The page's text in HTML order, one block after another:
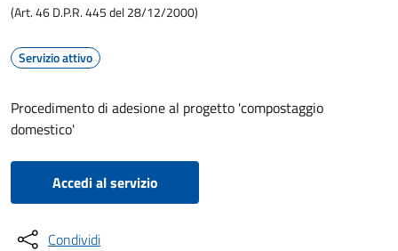
(Art. 46 D.P.R. 445 del 28/12/2000)
Servizio attivo
Procedimento di adesione al progetto 'compostaggio
domestico'
Accedi al servizio
Condividi